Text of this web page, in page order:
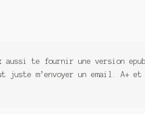
aussi te fournir une version
m’envoyer un email. A+ et